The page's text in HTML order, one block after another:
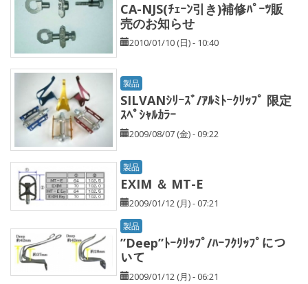
CA-NJS(ﾁｪｰﾝ引き)補修ﾊﾟｰﾂ販
売のお知らせ
2010/01/10 (日) - 10:40
製品
SILVANｼﾘｰｽﾞ/ｱﾙﾐﾄｰｸﾘｯﾌﾟ 限定
ｽﾍﾟｼｬﾙｶﾗｰ
2009/08/07 (金) - 09:22
製品
EXIM ＆ MT-E
2009/01/12 (月) - 07:21
製品
”Deep”ﾄｰｸﾘｯﾌﾟ/ﾊｰﾌｸﾘｯﾌﾟにつ
いて
2009/01/12 (月) - 06:21